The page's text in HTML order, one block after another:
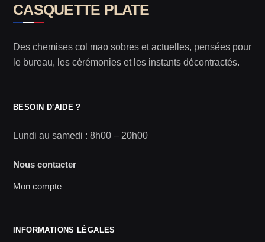
CASQUETTE PLATE
Des chemises col mao sobres et actuelles, pensées pour
le bureau, les cérémonies et les instants décontractés.
BESOIN D'AIDE ?
Lundi au samedi : 8h00 – 20h00
Nous contacter
Mon compte
INFORMATIONS LÉGALES